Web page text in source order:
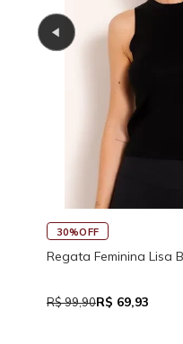
30%OFF
Regata Feminina Lisa
R$ 99,90R$ 69,93